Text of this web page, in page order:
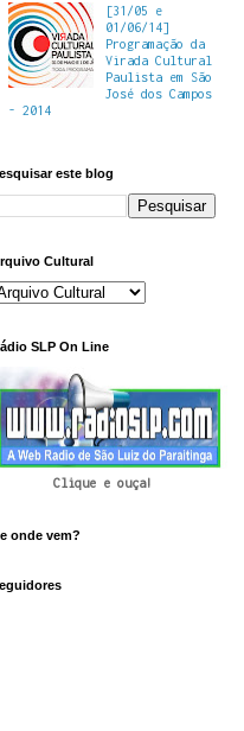
[31/05 e
01/06/14]
Programação da
Virada Cultural
Paulista em São
José dos Campos
- 2014
este blog
Cultural
SLP On Line
Clique e ouça!
onde vem?